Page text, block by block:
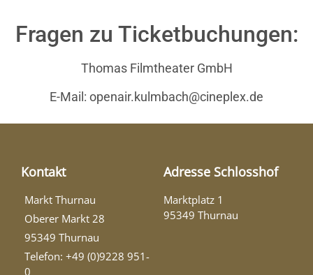
Fragen zu Ticketbuchungen:
Thomas Filmtheater GmbH
E-Mail: openair.kulmbach@cineplex.de
Kontakt
Markt Thurnau
Oberer Markt 28
95349 Thurnau
Telefon: +49 (0)9228 951-
0
Adresse Schlosshof
Marktplatz 1
95349 Thurnau